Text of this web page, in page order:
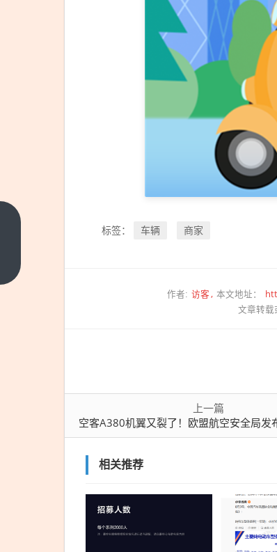
标签： 车辆 商家
作者: 访客 本文地址：
文章转载
上一篇
空客A380机翼又裂了！欧盟航空安全局发布紧急适航令：5
相关推荐